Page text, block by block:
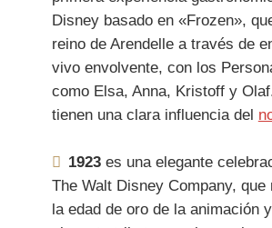
Disney basado en «Frozen»,
reino de Arendelle a través de
vivo envolvente, con los
como Elsa, Anna, Kristoff y
tienen una clara influencia del
1923es una elegante
The Walt Disney Company, que
la edad de oro de la animación